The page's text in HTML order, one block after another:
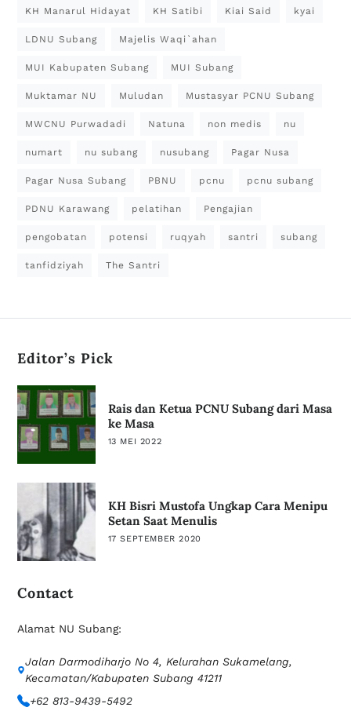
KH Manarul Hidayat KH Satibi Kiai Said kyai
LDNU Subang Majelis Waqi`ahan
MUI Kabupaten Subang MUI Subang
Muktamar NU Muludan Mustasyar PCNU Subang
MWCNU Purwadadi Natuna non medis nu
numart nu subang nusubang Pagar Nusa
Pagar Nusa Subang PBNU pcnu pcnu subang
PDNU Karawang pelatihan Pengajian
pengobatan potensi ruqyah santri subang
tanfidziyah The Santri
Editor’s Pick
Rais dan Ketua PCNU Subang dari Masa
ke Masa
13 MEI 2022
KH Bisri Mustofa Ungkap Cara Menipu
Setan Saat Menulis
17 SEPTEMBER 2020
Contact
Alamat NU Subang:
Jalan Darmodiharjo No 4, Kelurahan Sukamelang,
Kecamatan/Kabupaten Subang 41211
+62 813-9439-5492